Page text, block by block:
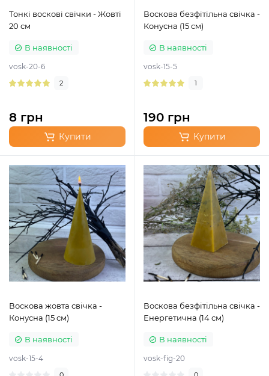
Тонкі воскові свічки - Жовті
20 см
В наявності
vosk-20-6
2
8 грн
Купити
Воскова безфітільна свічка -
Конусна (15 см)
В наявності
vosk-15-5
1
190 грн
Купити
Воскова жовта свічка -
Конусна (15 см)
В наявності
vosk-15-4
Воскова безфітільна свічка -
Енергетична (14 см)
В наявності
vosk-fig-20